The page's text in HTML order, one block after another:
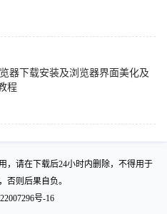
器下载安装及浏览器界面美化及
程
，请在下载后24小时内删除，不得用于
否则后果自负。
号-16